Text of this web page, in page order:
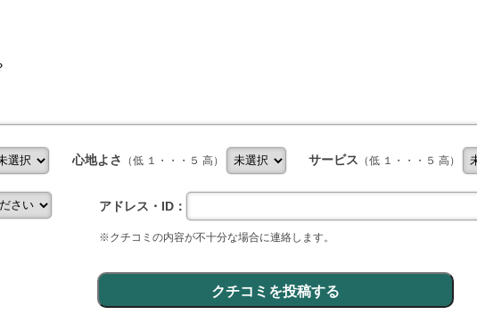
心地よさ （低 １・・・５ 高） サービス （低 １・・・５ 高）
アドレス・ID：
※クチコミの内容が不十分な場合に連絡します。